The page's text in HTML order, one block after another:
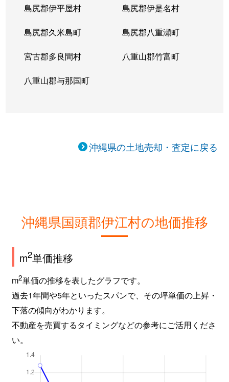
島尻郡伊平屋村 島尻郡伊是名村
島尻郡久米島町 島尻郡八重瀬町
宮古郡多良間村 八重山郡竹富町
八重山郡与那国町
沖縄県の土地売却・査定に戻る
沖縄県国頭郡伊江村の地価推移
m2単価推移
m2単価の推移を表したグラフです。
過去1年間や5年といったスパンで、その坪単価の上昇・
下落の傾向がわかります。
不動産を売買するタイミングなどの参考にご活用くださ
い。